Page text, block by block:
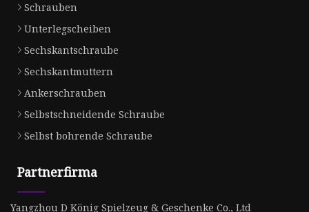
Schrauben
Unterlegscheiben
Sechskantschraube
Sechskantmuttern
Ankerschrauben
Selbstschneidende Schraube
Selbst bohrende Schraube
Partnerfirma
Yangzhou D König Spielzeug & Geschenke Co., Ltd